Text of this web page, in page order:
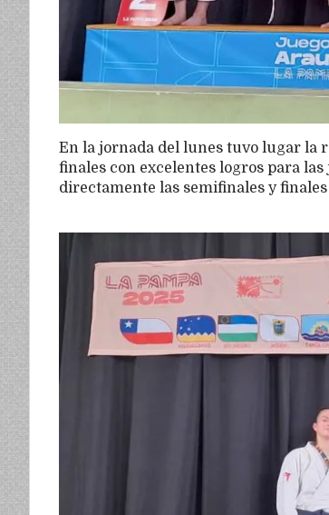
En la jornada del lunes tuvo lugar la
finales con excelentes logros para
directamente las semifinales y